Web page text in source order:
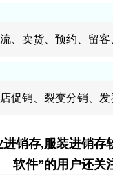
、卖货、预约、留客
促销、裂变分销、发
进销存,服装进销存
软件”的用户还关